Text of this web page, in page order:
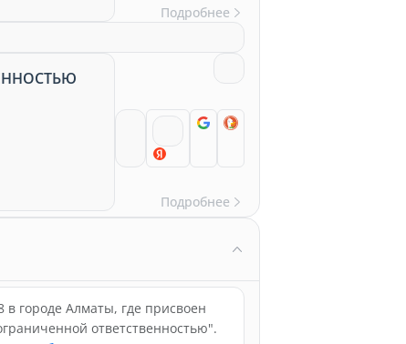
Подробнее
Подробнее
городе Алматы, где присвоен
ответственностью".